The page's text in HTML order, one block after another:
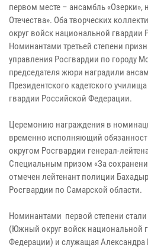
первом месте – ансамбль «Озерки»,
Отечества». Оба творческих
округ войск национальной гвардии
Номинантами третьей степени
управления Росгвардии по городу
председателя жюри наградили
Президентского кадетского
гвардии Российской Федерации.
Церемонию награждения в
временно исполняющий
округом Росгвардии генерал-
Специальным призом «За
отмечен лейтенант полиции
Росгвардии по Самарской области.
Номинантами первой степени
(Южный округ войск национальной
Федерации) и служащая Александра